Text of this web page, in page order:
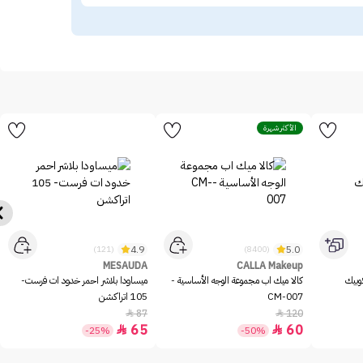
الأكثر شهرة
5.0
(8400)
CALLA Makeup
كالا ميك اب مجموعة الوجه الأساسية -
CM-007
120

60

-50%
4.9
(121)
MESAUDA
ميساودا بلاشر احمر خدود ات فرست-
105 اتراكشن
87

65

-25%